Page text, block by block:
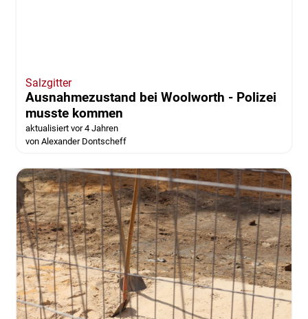
Salzgitter
Ausnahmezustand bei Woolworth - Polizei
aktualisiert vor 4 Jahren
von Alexander Dontscheff